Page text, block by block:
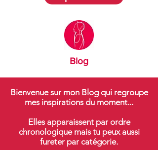
Blog
Bienvenue sur mon Blog qui regroupe
mes inspirations du moment...
Elles apparaissent par ordre
chronologique mais tu peux aussi
fureter par catégorie.